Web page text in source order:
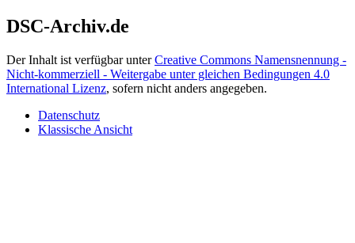
DSC-Archiv.de
Der Inhalt ist verfügbar unterCreative Commons Namensnennung -
Nicht-kommerziell - Weitergabe unter gleichen Bedingungen 4.0
International Lizenz, sofern nicht anders angegeben.
Datenschutz
Klassische Ansicht